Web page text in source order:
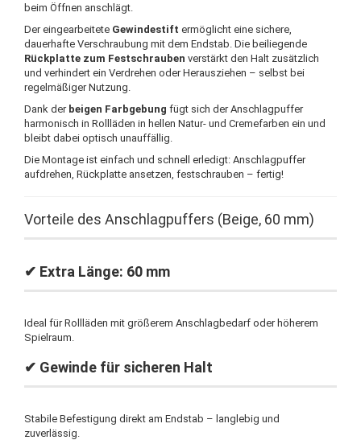
beim Öffnen anschlägt.
Der eingearbeitete Gewindestift ermöglicht eine sichere,
dauerhafte Verschraubung mit dem Endstab. Die beiliegende
Rückplatte zum Festschrauben verstärkt den Halt zusätzlich
und verhindert ein Verdrehen oder Herausziehen – selbst bei
regelmäßiger Nutzung.
Dank der beigen Farbgebung fügt sich der Anschlagpuffer
harmonisch in Rollläden in hellen Natur- und Cremefarben ein und
bleibt dabei optisch unauffällig.
Die Montage ist einfach und schnell erledigt: Anschlagpuffer
aufdrehen, Rückplatte ansetzen, festschrauben – fertig!
Vorteile des Anschlagpuffers (Beige, 60 mm)
✔ Extra Länge: 60 mm
Ideal für Rollläden mit größerem Anschlagbedarf oder höherem
Spielraum.
✔ Gewinde für sicheren Halt
Stabile Befestigung direkt am Endstab – langlebig und
zuverlässig.